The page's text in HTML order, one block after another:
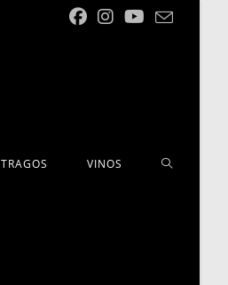
TRAGOS VINOS